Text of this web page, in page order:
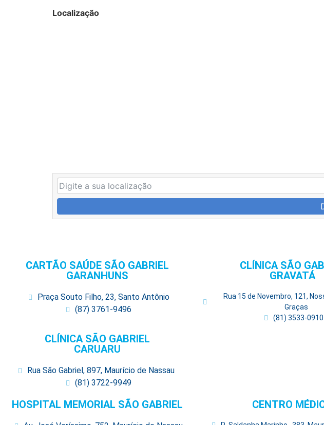
Localização
CARTÃO SAÚDE SÃO GABRIEL
GARANHUNS
Praça Souto Filho, 23, Santo Antônio
(87) 3761-9496
CLÍNICA SÃO
GRAVATÁ
Rua 15 de Novembro, 121,
Graças
(81) 3533-0910
CLÍNICA SÃO GABRIEL
CARUARU
Rua São Gabriel, 897, Maurício de Nassau
(81) 3722-9949
HOSPITAL MEMORIAL SÃO GABRIEL CENTRO